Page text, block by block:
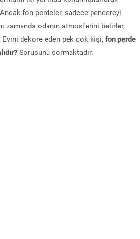
fon perdeler, sadece pencereyi
zamanda odanın atmosferini belirler,
Evini dekore eden pek çok kişi, fon perde
Sorusunu sormaktadır.